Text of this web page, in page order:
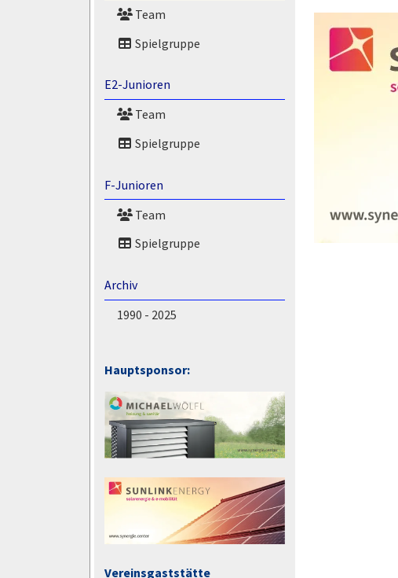
Team
Spielgruppe
E2-Junioren
Team
Spielgruppe
F-Junioren
Team
Spielgruppe
Archiv
1990 - 2025
Hauptsponsor:
Vereinsgaststätte